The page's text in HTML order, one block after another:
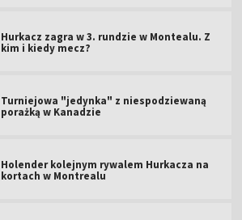
Hurkacz zagra w 3. rundzie w Montealu. Z
kim i kiedy mecz?
Turniejowa "jedynka" z niespodziewaną
porażką w Kanadzie
Holender kolejnym rywalem Hurkacza na
kortach w Montrealu